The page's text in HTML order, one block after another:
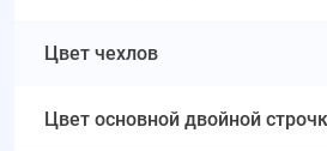
Цвет чехлов
Цвет основной двойной